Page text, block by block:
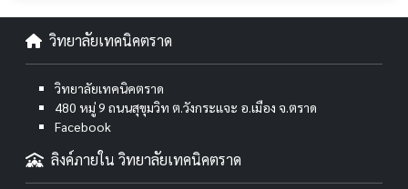
วิทยาลัยเทคนิคตราด
วิทยาลัยเทคนิคตราด
480 หมู่ 9 ถนนสุขุมวิท ต.วังกระแจะ อ.เมือง จ.ตราด
Facebook
ลิงค์ภายใน วิทยาลัยเทคนิคตราด